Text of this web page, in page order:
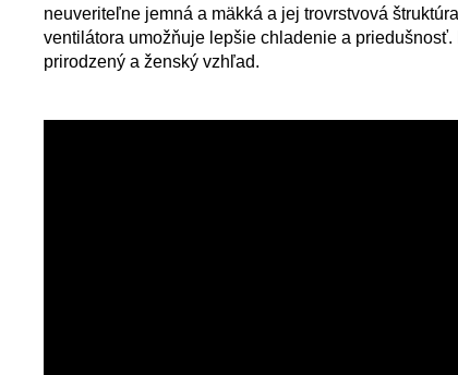
neuveriteľne jemná a mäkká a jej trovrstvová
ventilátora umožňuje lepšie chladenie a
prirodzený a ženský vzhľad.